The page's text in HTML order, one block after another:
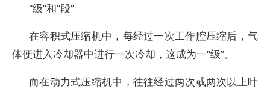
“级”和“段”
在容积式压缩机中，每经过一次工作腔压缩后，气
体便进入冷却器中进行一次冷却，这成为一“级”。
而在动力式压缩机中，往往经过两次或两次以上叶